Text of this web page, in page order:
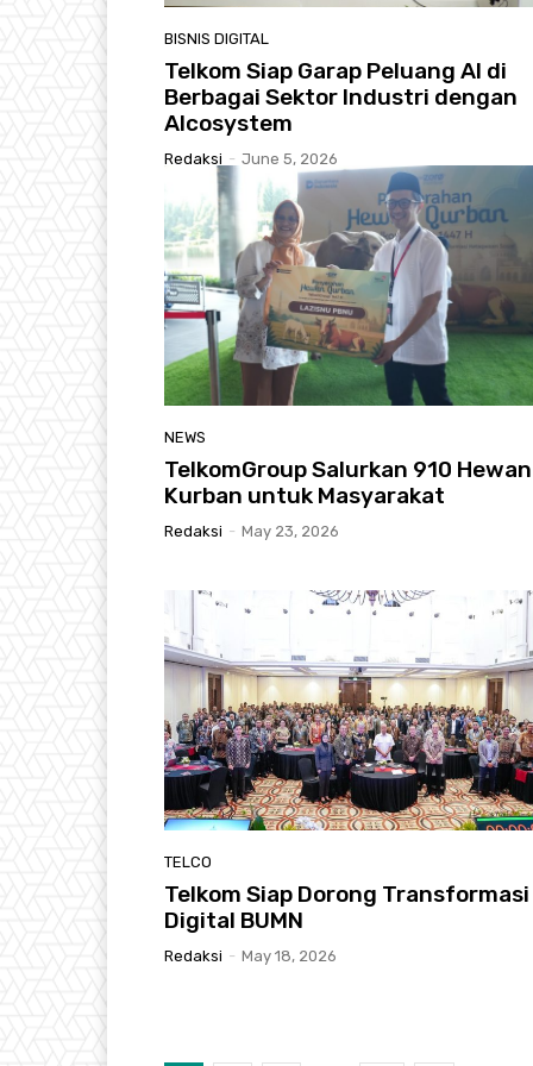
BISNIS DIGITAL
Telkom Siap Garap Peluang AI di
Berbagai Sektor Industri dengan
AIcosystem
Redaksi - June 5, 2026
NEWS
TelkomGroup Salurkan 910 Hewan
Kurban untuk Masyarakat
Redaksi - May 23, 2026
TELCO
Telkom Siap Dorong Transformasi
Digital BUMN
Redaksi - May 18, 2026